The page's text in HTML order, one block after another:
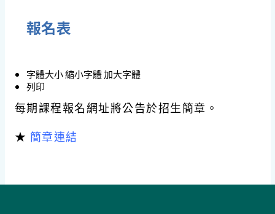
報名表
字體大小縮小字體加大字體
列印
每期課程報名網址將公告於招生簡章。
★ 簡章連結